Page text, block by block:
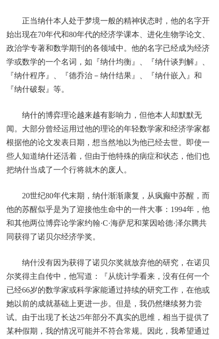
正当纳什本人处于梦境一般的精神状态时，他的名字开
始出现在70年代和80年代的经济学课本、进化生物学论文、
政治学专著和数学期刊的各领域中。他的名字已经成为经济
学或数学的一个名词，如『纳什均衡』、『纳什谈判解』、
『纳什程序』、『德乔治－纳什结果』、『纳什嵌入』和
『纳什破裂』等。
纳什的博弈理论越来越有影响力，但他本人却默默无
闻。大部分曾经运用过他的理论的年轻数学家和经济学家都
根据他的论文发表日期，想当然地以为他已经去世。即使一
些人知道纳什还活着，但由于他特殊的病症和状态，他们也
把纳什当成了一个行将就木的废人。
20世纪80年代末期，纳什渐渐康复，从疯癫中苏醒，而
他的苏醒似乎是为了迎接他生命中的一件大事：1994年，他
和其他两位博弈论学家约翰·C·海萨尼和莱因哈德·泽尔腾共
同获得了诺贝尔经济学奖。
纳什没有因为获得了诺贝尔奖就放弃他的研究，在诺贝
尔奖得主自传中，他写道：『从统计学看来，没有任何一个
已经66岁的数学家或科学家能通过持续的研究工作，在他或
她以前的成就基础上更进一步。但是，我仍然继续努力尝
试。由于出现了长达25年部分不真实的思维，相当于提供了
某种假期，我的情况可能并不符合常规。因此，我希望通过